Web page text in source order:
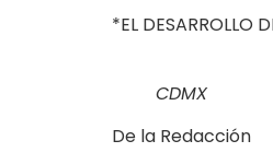
*EL DESARROLLO
CDMX
De la Redacción